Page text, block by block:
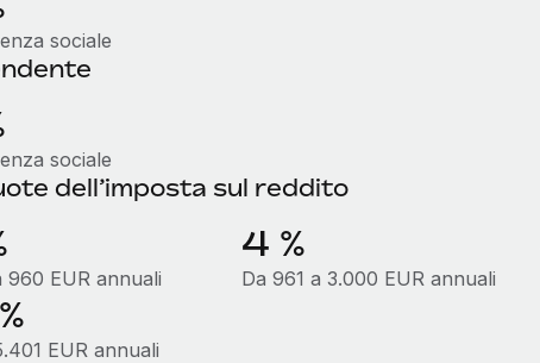
sociale
sociale
dell’imposta sul reddito
960 EUR annuali
4 %
Da 961 a 3.000 EUR annuali
EUR annuali